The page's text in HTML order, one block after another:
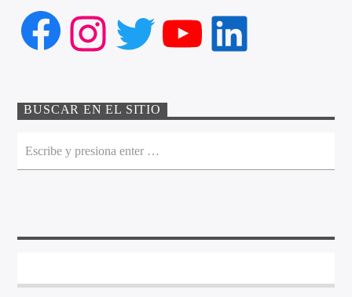
Facebook
Instagram
Twitter
YouTube
LinkedIn
BUSCAR EN EL SITIO